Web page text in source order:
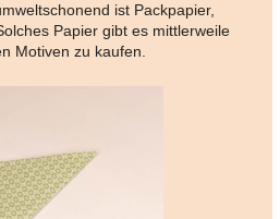
ist Packpapier,
Papier gibt es mittlerweile
Motiven zu kaufen.